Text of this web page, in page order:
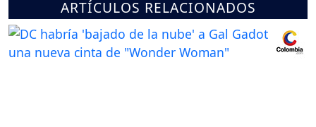
ARTÍCULOS RELACIONADOS